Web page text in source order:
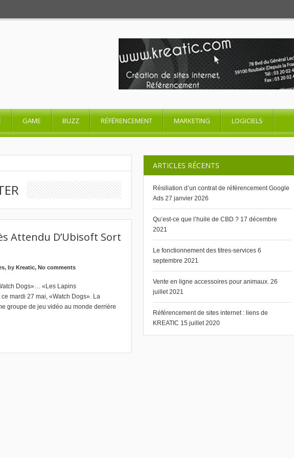
GAME BUZZ RÉFÉRENCEMENT MARKETING LOGICIELS
Attendu D’Ubisoft Sort
, by Kreatic, No comments
Dogs»… «Les Lapins
mardi 27 mai, «Watch Dogs». La
groupe de jeu vidéo au monde derrière
ARTICLES RÉCENTS
Résiliation d’un contrat de référencement Google
Ads 27 janvier 2026
Qu’est-ce que l’huile de CBD ? 17 décembre
2021
Le fonctionnement des titres-services 6
septembre 2021
Vente en ligne accessoires pour animaux. 26
juillet 2021
Référencement de sites internet : liens de
KREATIC 15 juillet 2020